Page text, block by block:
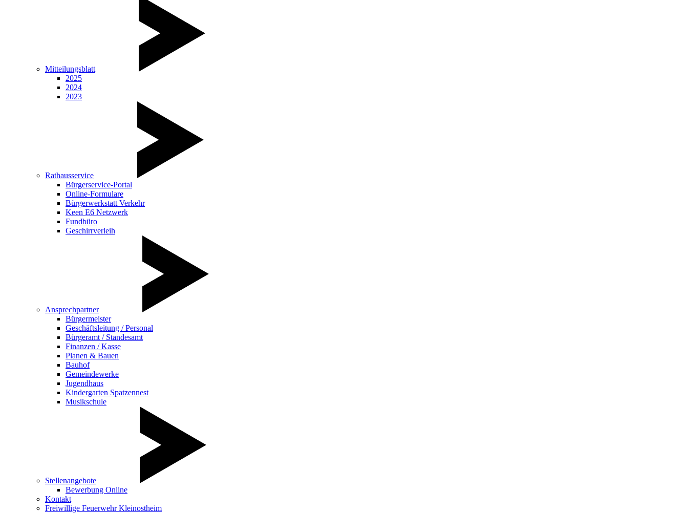
Mitteilungsblatt
2025
2024
2023
Rathausservice
Bürgerservice-Portal
Online-Formulare
Bürgerwerkstatt Verkehr
Keen E6 Netzwerk
Fundbüro
Geschirrverleih
Ansprechpartner
Bürgermeister
Geschäftsleitung / Personal
Bürgeramt / Standesamt
Finanzen / Kasse
Planen & Bauen
Bauhof
Gemeindewerke
Jugendhaus
Kindergarten Spatzennest
Musikschule
Stellenangebote
Bewerbung Online
Kontakt
Freiwillige Feuerwehr Kleinostheim